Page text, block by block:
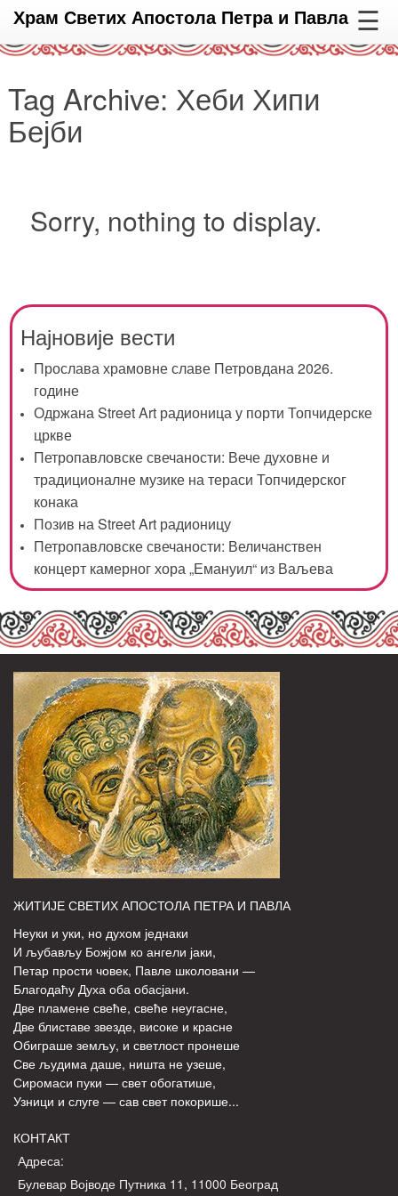
Храм Светих Апостола Петра и Павла ☰
Tag Archive: Хеби Хипи
Бејби
Sorry, nothing to display.
Најновије вести
Прослава храмовне славе Петровдана 2026.
године
Одржана Street Art радионица у порти Топчидерске
цркве
Петропавловске свечаности: Вече духовне и
традиционалне музике на тераси Топчидерског
конака
Позив на Street Art радионицу
Петропавловске свечаности: Величанствен
концерт камерног хора „Емануил“ из Ваљева
ЖИТИЈЕ СВЕТИХ АПОСТОЛА ПЕТРА И ПАВЛА
Неуки и уки, но духом једнаки
И љубављу Божјом ко ангели јаки,
Петар прости човек, Павле школовани —
Благодаћу Духа оба обасјани.
Две пламене свеће, свеће неугасне,
Две блиставе звезде, високе и красне
Обиграше земљу, и светлост пронеше
Све људима даше, ништа не узеше,
Сиромаси пуки — свет обогатише,
Узници и слуге — сав свет покорише...
КОНТАКТ
Адреса:
Булевар Војводе Путника 11, 11000 Београд